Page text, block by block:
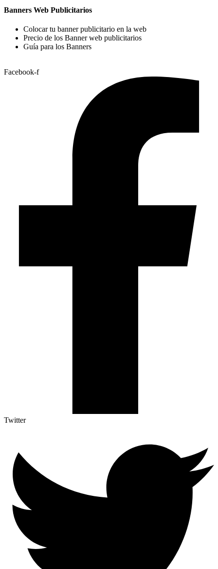
Banners Web Publicitarios
Colocar tu banner publicitario en la web
Precio de los Banner web publicitarios
Guía para los Banners
Facebook-f
Twitter